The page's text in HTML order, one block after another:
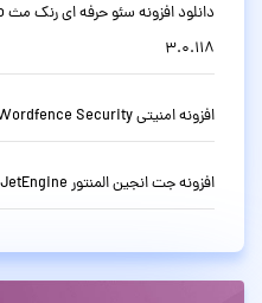
3.0.118
افزونه امنیتی Wordfence Security وردپرس نسخه 8.1.4
افزونه جت انجین المنتور JetEngine نسخه 3.8.13.2